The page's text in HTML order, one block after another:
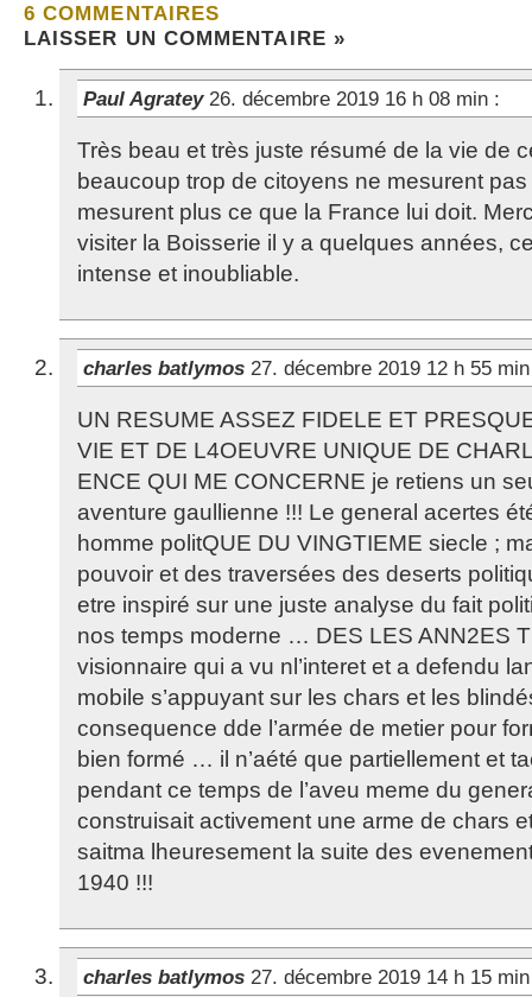
6 COMMENTAIRES
LAISSER UN COMMENTAIRE »
Paul Agratey 26. décembre 2019 16 h 08 min :
Très beau et très juste résumé de la vie de
beaucoup trop de citoyens ne mesurent
mesurent plus ce que la France lui doit.
visiter la Boisserie il y a quelques années,
intense et inoubliable.
charles batlymos 27. décembre 2019 12 h 55
UN RESUME ASSEZ FIDELE ET
VIE ET DE L4OEUVRE UNIQUE DE
ENCE QUI ME CONCERNE je retiens un
aventure gaullienne !!! Le general acertes
homme politQUE DU VINGTIEME siecle ;
pouvoir et des traversées des deserts
etre inspiré sur une juste analyse du fait
nos temps moderne … DES LES ANN2ES
visionnaire qui a vu nl’interet et a defendu
mobile s’appuyant sur les chars et les
consequence dde l’armée de metier pour
bien formé … il n’aété que partiellement et
pendant ce temps de l’aveu meme du
construisait activement une arme de chars
saitma lheuresement la suite des
1940 !!!
charles batlymos 27. décembre 2019 14 h 15